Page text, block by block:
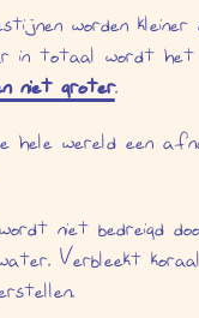
worden
in totaal wordt het
niet groter.
hele wereld een
wordt niet bedreigd
Verbleekt